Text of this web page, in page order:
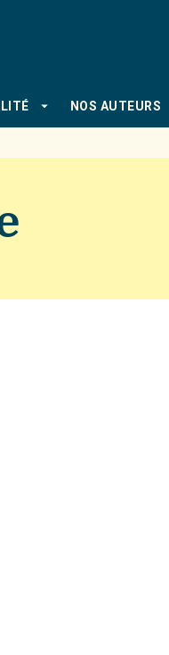
arrow_drop_down NOS AUTEURS